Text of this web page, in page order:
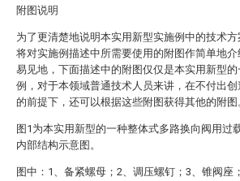
附图说明
为了更清楚地说明本实用新型实施例中的技术
将对实施例描述中所需要使用的附图作简单地
易见地，下面描述中的附图仅仅是本实用新型
例，对于本领域普通技术人员来讲，在不付出创
的前提下，还可以根据这些附图获得其他的附图
图1为本实用新型的一种整体式多路换向阀用过
内部结构示意图。
图中：1、备紧螺母；2、调压螺钉；3、锥阀座